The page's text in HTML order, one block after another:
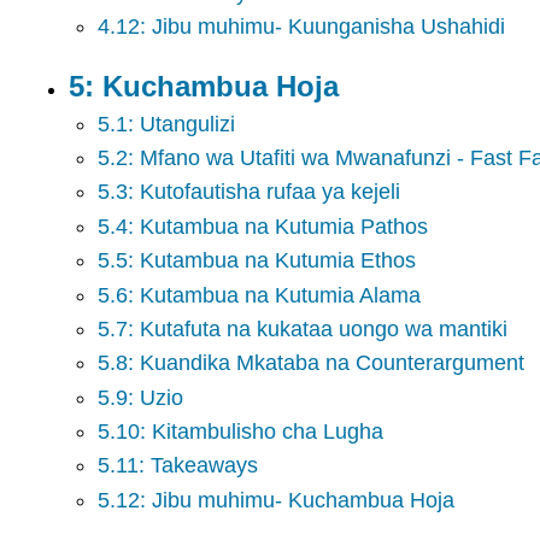
4.12: Jibu muhimu- Kuunganisha Ushahidi
5: Kuchambua Hoja
5.1: Utangulizi
5.2: Mfano wa Utafiti wa Mwanafunzi - Fast
5.3: Kutofautisha rufaa ya kejeli
5.4: Kutambua na Kutumia Pathos
5.5: Kutambua na Kutumia Ethos
5.6: Kutambua na Kutumia Alama
5.7: Kutafuta na kukataa uongo wa mantiki
5.8: Kuandika Mkataba na Counterargument
5.9: Uzio
5.10: Kitambulisho cha Lugha
5.11: Takeaways
5.12: Jibu muhimu- Kuchambua Hoja